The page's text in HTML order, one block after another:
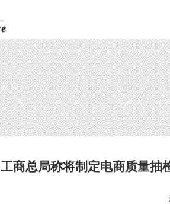
工商总局称将制定电商质量抽